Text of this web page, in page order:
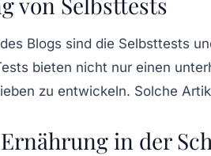
Blogs sind die Selbsttests
bieten nicht nur einen
zu entwickeln. Solche
in der